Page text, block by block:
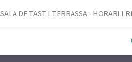
SALA DE TAST I TERRASSA - HORARI I